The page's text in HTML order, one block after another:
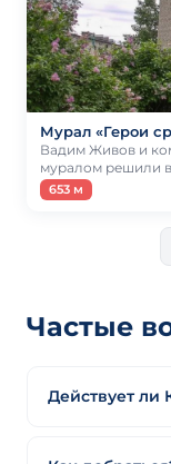
Мурал «Герои
Вадим Живов и
муралом решили
653 м
Частые
Действует ли